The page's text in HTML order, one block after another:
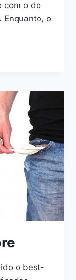
com o do
Enquanto, o
o best-